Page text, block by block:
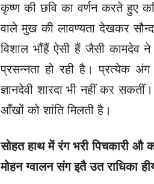
कृष्ण की छवि का वर्णन करते हुए
वाले मुख की लावण्यता देखकर
विशाल भौंहैं ऐसी हैं जैसी कामदेव
प्रसन्नता हो रही है। प्रत्येक अंग
ज्ञानदेवी शारदा भी नहीं कर
आँखों को शांति मिलती है।
सोहत हाथ में रंग भरी पिचकारी औ
मोहन ग्वालन संग इतै उत राधिका